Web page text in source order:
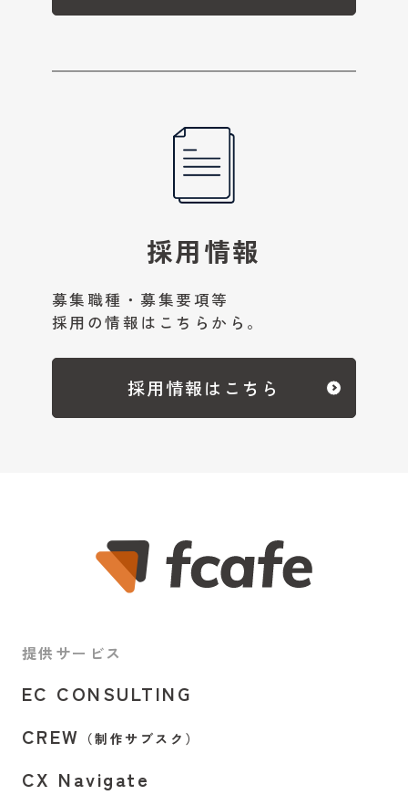
採用情報
募集職種・募集要項等
採用の情報はこちらから。
採用情報はこちら
提供サービス
EC CONSULTING
CREW （制作サブスク）
CX Navigate